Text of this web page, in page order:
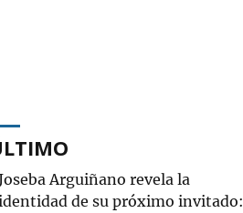
Arguiñano revela la
de su próximo invitado: